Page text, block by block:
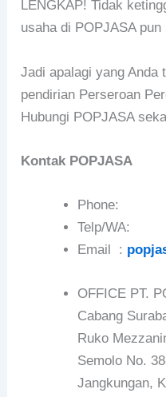
LENGKAP! Tidak
usaha di POPJASA pun
Jadi apalagi yang Anda
pendirian Perseroan
Hubungi POPJASA
Kontak POPJASA
Phone:
Telp/WA:
Email :
OFFICE PT.
Cabang
Ruko
Semolo No.
Jangkungan,